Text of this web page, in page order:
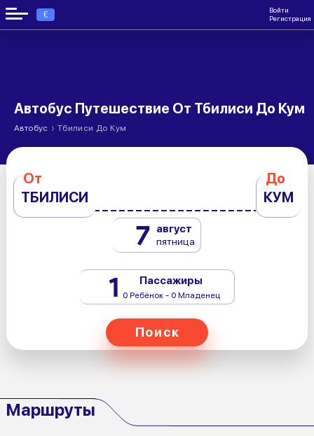
€
Войти
Регистрация
Автобус Путешествие От Тбилиси До Кум
Автобус › Тбилиси До Кум
От
ТБИЛИСИ
До
КУМ
7 август
пятница
1 Пассажиры
0 Ребёнок - 0 Младенец
Поиск
Маршруты